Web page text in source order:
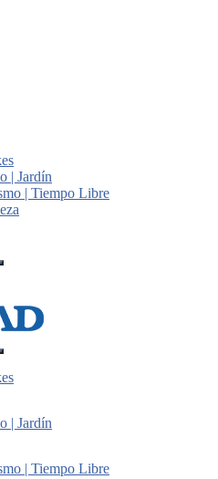
| Jardín
| Tiempo Libre
| Jardín
| Tiempo Libre